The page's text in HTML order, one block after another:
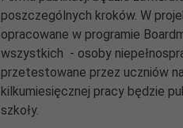
poszczególnych kroków. W
opracowane w programie
wszystkich - osoby
przetestowane przez uczniów
kilkumiesięcznej pracy będzie
szkoły.